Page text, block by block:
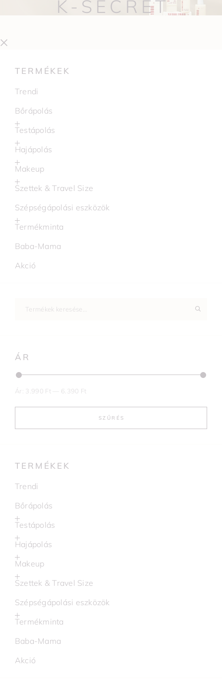
K-SECRET
TERMÉKEK
Trendi
Bőrápolás
Testápolás
Hajápolás
Makeup
Szettek & Travel Size
Szépségápolási eszközök
Termékminta
Baba-Mama
Akció
ÁR
SZŰRÉS
Ár: 3.990 Ft 6.390 Ft
TERMÉKEK
Trendi
Bőrápolás
Testápolás
Hajápolás
Makeup
Szettek & Travel Size
Szépségápolási eszközök
Termékminta
Baba-Mama
Akció